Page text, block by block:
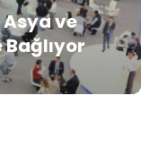
ve
Bağlıyor